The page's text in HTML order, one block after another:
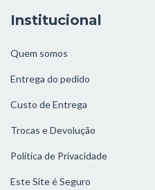
Institucional
Quem somos
Entrega do pedido
Custo de Entrega
Trocas e Devolução
Política de Privacidade
Este Site é Seguro